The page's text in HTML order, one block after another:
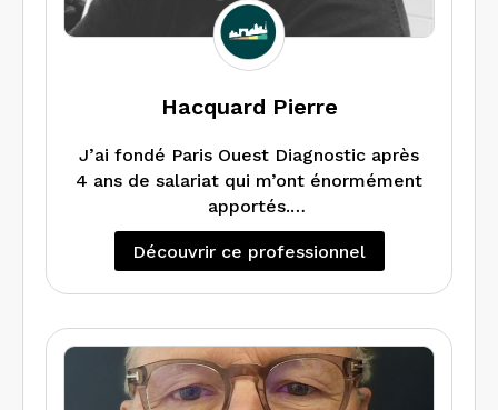
Hacquard Pierre
J’ai fondé Paris Ouest Diagnostic après
4 ans de salariat qui m’ont énormément
apportés.
L’idée est de pousser l’expérience
client de plus en plus en loin.
Nous effectuons l’ensemble des
diagnostics sur tous types de
bâtiments, avec une spécialité sur les
Découvrir ce professionnel